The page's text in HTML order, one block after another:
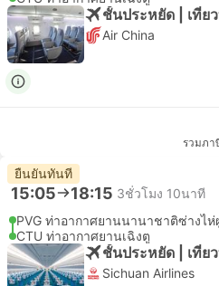
ชั้นประหยัด | เที่ย
Air China
รวมภา
ยืนยันทันที
15:05 18:15 3ชั่วโมง 10นาที
PVG ท่าอากาศยานนานาชาติซ่างไห่
CTU ท่าอากาศยานเฉิงตู
ชั้นประหยัด | เที่ย
Sichuan Airlines